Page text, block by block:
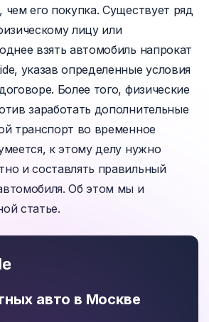
чем его покупка. Существует ряд
лицу или
взять автомобиль напрокат
указав определенные условия
Более того, физические
заработать дополнительные
транспорт во временное
к этому делу нужно
и составлять правильный
Об этом мы и
статье.
авто в Москве